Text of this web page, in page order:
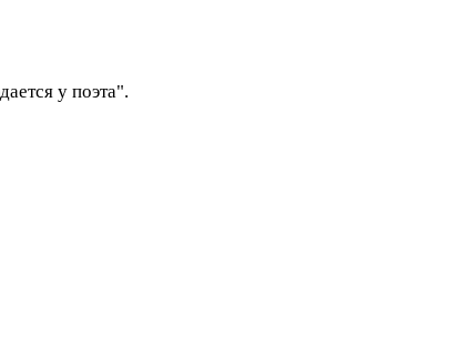
у поэта".